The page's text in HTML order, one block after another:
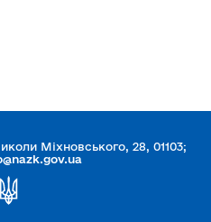
Міхновського, 28, 01103;